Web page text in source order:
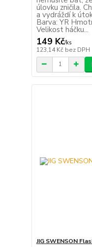
úlovku zničila.
a vydráždí k
Barva: YR
Velikost háčku...
149 Kč/ks
123,14 Kč bez DPH
JIG SWENSON